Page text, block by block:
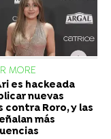
MORE
es hackeada
nuevas
contra Roro, y las
más